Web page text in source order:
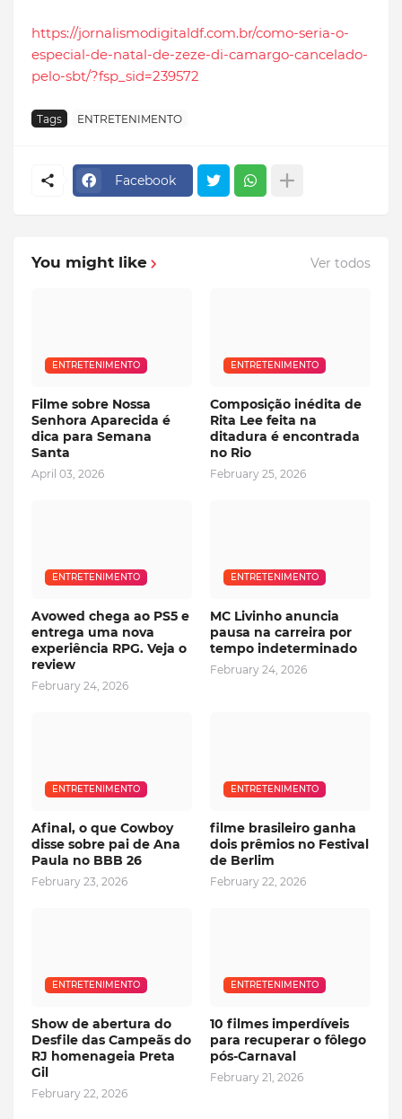
https://jornalismodigitaldf.com.br/como-seria-o-
especial-de-natal-de-zeze-di-camargo-cancelado-
pelo-sbt/?fsp_sid=239572
Tags ENTRETENIMENTO
Facebook
You might like Ver todos
ENTRETENIMENTO
Filme sobre Nossa
Senhora Aparecida é
dica para Semana
Santa
April 03, 2026
ENTRETENIMENTO
Composição inédita de
Rita Lee feita na
ditadura é encontrada
no Rio
February 25, 2026
ENTRETENIMENTO
Avowed chega ao PS5 e
entrega uma nova
experiência RPG. Veja o
review
February 24, 2026
ENTRETENIMENTO
MC Livinho anuncia
pausa na carreira por
tempo indeterminado
February 24, 2026
ENTRETENIMENTO
Afinal, o que Cowboy
disse sobre pai de Ana
Paula no BBB 26
February 23, 2026
ENTRETENIMENTO
filme brasileiro ganha
dois prêmios no Festival
de Berlim
February 22, 2026
ENTRETENIMENTO
Show de abertura do
Desfile das Campeãs do
RJ homenageia Preta
Gil
February 22, 2026
ENTRETENIMENTO
10 filmes imperdíveis
para recuperar o fôlego
pós-Carnaval
February 21, 2026